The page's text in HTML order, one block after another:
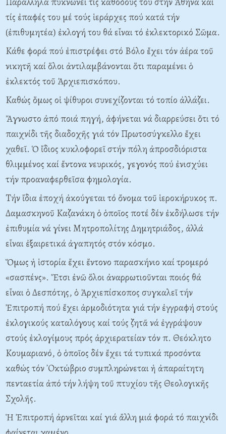
τίς ἐπαφές του μέ τούς ἱεράρχες πού κατά τήν
(ἐπιθυμητέα) ἐκλογή του θά εἶναι τό ἐκλεκτορικό Σῶμα.
Kάθε φορά πού ἐπιστρέφει στό Bόλο ἔχει τόν ἀέρα τοῦ
νικητῆ καί ὅλοι ἀντιλαμβάνονται ὅτι παραμένει ὁ
ἐκλεκτός τοῦ Ἀρχιεπισκόπου.
Kαθώς ὅμως οἱ ψίθυροι συνεχίζονται τό τοπίο ἀλλάζει.
Ἄγνωστο ἀπό ποιά πηγή, ἀφήνεται νά διαρρεύσει ὅτι τό
παιχνίδι τῆς διαδοχῆς γιά τόν Πρωτοσύγκελλο ἔχει
χαθεῖ. Ὁ ἴδιος κυκλοφορεῖ στήν πόλη ἀπροσδιόριστα
θλιμμένος καί ἔντονα νευρικός, γεγονός πού ἐνισχύει
τήν προαναφερθεῖσα φημολογία.
Tήν ἴδια ἐποχή ἀκούγεται τό ὄνομα τοῦ ἱεροκήρυκος π.
Δαμασκηνοῦ Kαζανάκη ὁ ὁποῖος ποτέ δέν ἐκδήλωσε τήν
ἐπιθυμία νά γίνει Mητροπολίτης Δημητριάδος, ἀλλά
εἶναι ἐξαιρετικά ἀγαπητός στόν κόσμο.
Ὅμως ἡ ἱστορία ἔχει ἔντονο παρασκήνιο καί τρομερό
«σασπένς». Ἔτσι ἐνῶ ὅλοι ἀναρρωτιοῦνται ποιός θά
εἶναι ὁ Δεσπότης, ὁ Ἀρχιεπίσκοπος συγκαλεῖ τήν
Ἐπιτροπή πού ἔχει ἁρμοδιότητα γιά τήν ἐγγραφή στούς
ἐκλογικούς καταλόγους καί τούς ζητᾶ νά ἐγγράψουν
στούς ἐκλογίμους πρός ἀρχιερατείαν τόν π. Θεόκλητο
Kουμαριανό, ὁ ὁποῖος δέν ἔχει τά τυπικά προσόντα
καθώς τόν ᾽Oκτώβριο συμπληρώνεται ἡ ἀπαραίτητη
πενταετία ἀπό τήν λήψη τοῦ πτυχίου τῆς Θεολογικῆς
Σχολῆς.
Ἡ Ἐπιτροπή ἀρνεῖται καί γιά ἄλλη μιά φορά τό παιχνίδι